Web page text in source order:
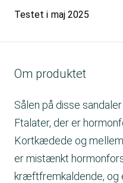
Testet i maj 2025
Om produktet
Sålen på disse
Ftalater, der er
Kortkædede og
er mistænkt
kræftfremkaldende, og